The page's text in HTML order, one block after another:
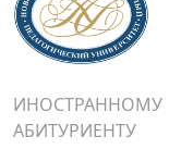
ИНОСТРАННОМУ
АБИТУРИЕНТУ